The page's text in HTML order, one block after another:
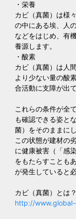
・栄養
カビ（真菌）は様
の中にある埃、人
などをはじめ、有
養源します。
・酸素
カビ（真菌）は人
より少ない量の酸
合活動に支障が出
これらの条件が全
も確認できる姿と
菌）をそのままに
この状態が建材の
に健康被害（「感
をもたらすことも
が発生していると
カビ（真菌）と
http://